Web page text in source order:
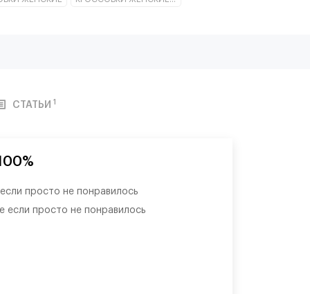
СТАТЬИ1
просто не понравилось
если просто не понравилось